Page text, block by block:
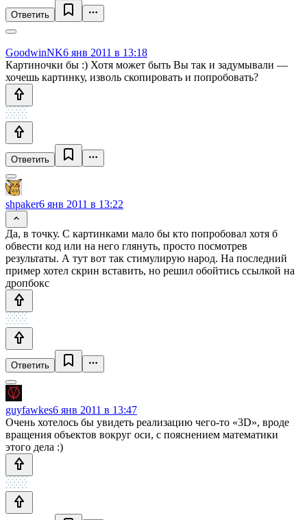
Ответить
GoodwinNK6 янв 2011 в 13:18
Картиночки бы :) Хотя может быть Вы так и задумывали —
хочешь картинку, изволь скопировать и попробовать?
Ответить
shpaker6 янв 2011 в 13:22
Да, в точку. С картинками мало бы кто попробовал хотя б
обвести код или на него глянуть, просто посмотрев
результаты. А тут вот так стимулирую народ. На последний
пример хотел скрин вставить, но решил обойтись ссылкой на
дропбокс
Ответить
guyfawkes6 янв 2011 в 13:47
Очень хотелось бы увидеть реализацию чего-то «3D», вроде
вращения объектов вокруг оси, с пояснением математики
этого дела :)